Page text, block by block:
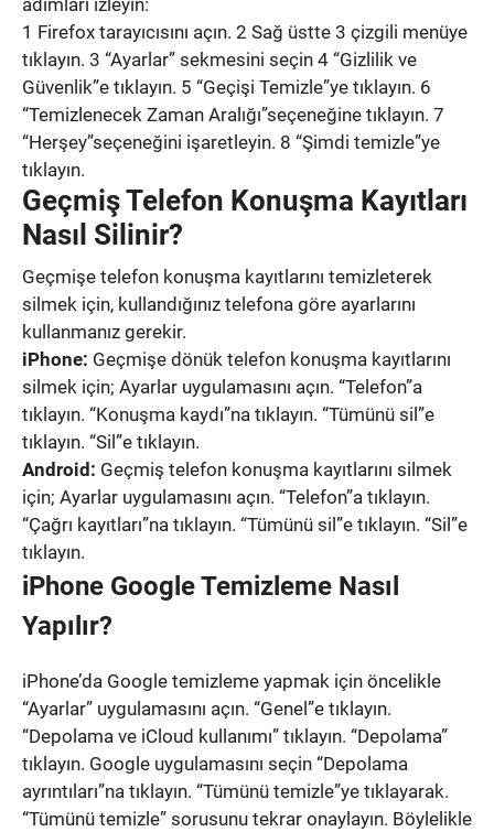
adımları izleyin:
1 Firefox tarayıcısını açın. 2 Sağ üstte 3 çizgili menüye
tıklayın. 3 “Ayarlar” sekmesini seçin 4 “Gizlilik ve
Güvenlik”e tıklayın. 5 “Geçişi Temizle”ye tıklayın. 6
“Temizlenecek Zaman Aralığı”seçeneğine tıklayın. 7
“Herşey”seçeneğini işaretleyin. 8 “Şimdi temizle”ye
tıklayın.
Geçmiş Telefon Konuşma Kayıtları
Nasıl Silinir?
Geçmişe telefon konuşma kayıtlarını temizleterek
silmek için, kullandığınız telefona göre ayarlarını
kullanmanız gerekir.
iPhone: Geçmişe dönük telefon konuşma kayıtlarını
silmek için; Ayarlar uygulamasını açın. “Telefon”a
tıklayın. “Konuşma kaydı”na tıklayın. “Tümünü sil”e
tıklayın. “Sil”e tıklayın.
Android: Geçmiş telefon konuşma kayıtlarını silmek
için; Ayarlar uygulamasını açın. “Telefon”a tıklayın.
“Çağrı kayıtları”na tıklayın. “Tümünü sil”e tıklayın. “Sil”e
tıklayın.
iPhone Google Temizleme Nasıl
Yapılır?
iPhone’da Google temizleme yapmak için öncelikle
“Ayarlar” uygulamasını açın. “Genel”e tıklayın.
“Depolama ve iCloud kullanımı” tıklayın. “Depolama”
tıklayın. Google uygulamasını seçin “Depolama
ayrıntıları”na tıklayın. “Tümünü temizle”ye tıklayarak.
“Tümünü temizle” sorusunu tekrar onaylayın. Böylelikle